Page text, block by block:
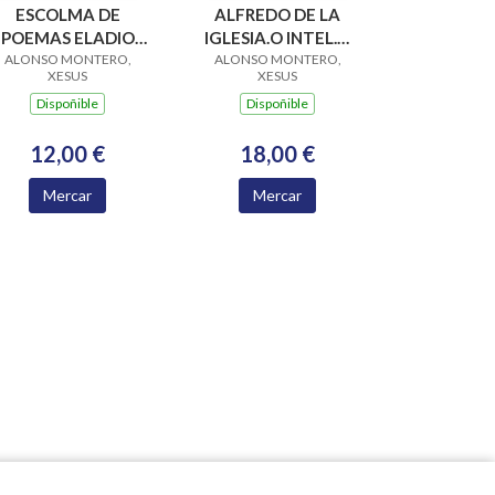
ESCOLMA DE
POEMAS ELADIO
RODRIGUEZ
GONZALEZ
ALONSO MONTERO,
XESUS
Dispoñible
12,00 €
Mercar
ALFREDO DE LA
IGLESIA.O INTEL.O
EDUCADOR..PRIMEIRO
MANUAL
ALONSO MONTERO,
XESUS
Dispoñible
18,00 €
Mercar